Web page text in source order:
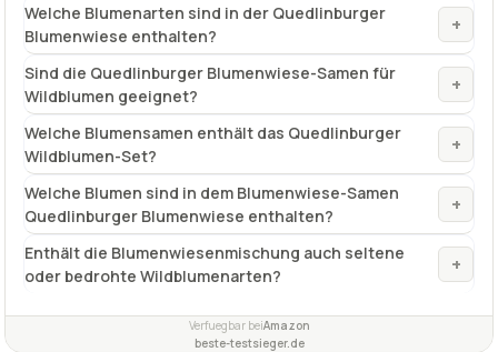
Welche Blumenarten sind in der Quedlinburger
Blumenwiese enthalten?
+
Sind die Quedlinburger Blumenwiese-Samen für
Wildblumen geeignet?
+
Welche Blumensamen enthält das Quedlinburger
Wildblumen-Set?
+
Welche Blumen sind in dem Blumenwiese-Samen
Quedlinburger Blumenwiese enthalten?
+
Enthält die Blumenwiesenmischung auch seltene
oder bedrohte Wildblumenarten?
+
Verfuegbar beiAmazon
beste-testsieger.de